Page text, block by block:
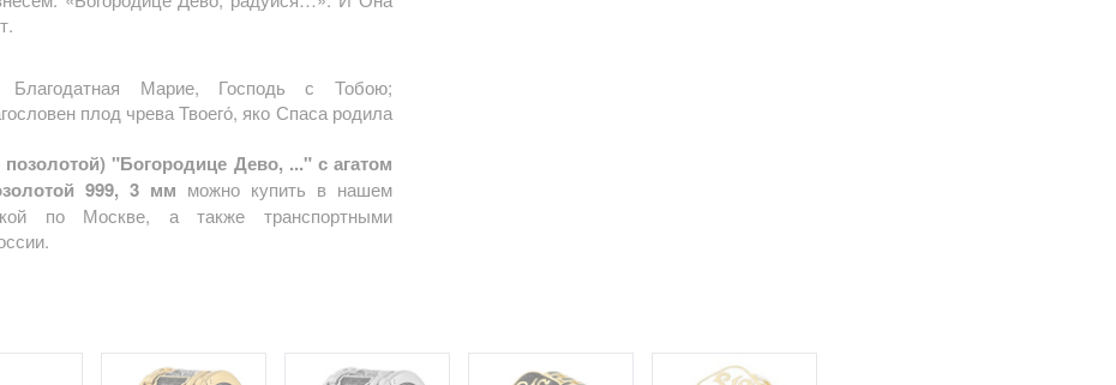
Благодатная Марие, Господь с Тобою;
плод чрева Твоего́, яко Спаса родила
"Богородице Дево, ..." с агатом
999, 3 мм можно купить в нашем
по Москве, а также транспортными